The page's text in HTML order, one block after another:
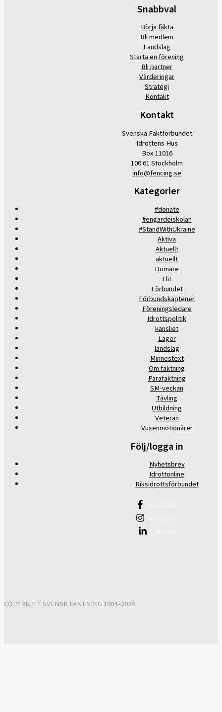
Snabbval
Börja fäkta
Bli medlem
Landslag
Starta en förening
Bli partner
Värderingar
Strategi
Kontakt
Kontakt
Svenska Fäktförbundet
Idrottens Hus
Box 11016
100 61 Stockholm
info@fencing.se
Kategorier
#donate
#engardeiskolan
#StandWithUkraine
Aktiva
Aktuellt
aktuellt
Domare
Elit
Förbundet
Förbundskaptener
Föreningsledare
Idrottspolitik
kansliet
Läger
landslag
Minnestext
Om fäktning
Parafäktning
SM-veckan
Tävling
Utbildning
Veteran
Vuxenmotionärer
Följ/logga in
Nyhetsbrev
Idrottonline
Riksidrottsförbundet
COPYRIGHT SVENSK FÄKTNING 1904–2026